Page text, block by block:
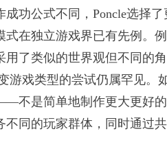
功公式不同，Poncle选择
在独立游戏界已有先例。
了类似的世界观但不同的
游戏类型的尝试仍属罕见。
不是简单地制作更大更好
同的玩家群体，同时通过